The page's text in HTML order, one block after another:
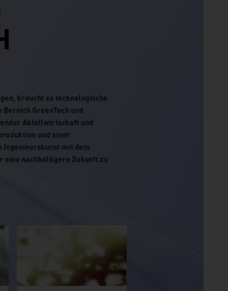
braucht es technologische
GreenTech und
Abfallwirtschaft und
und einer
mit dem
nachhaltigere Zukunft zu